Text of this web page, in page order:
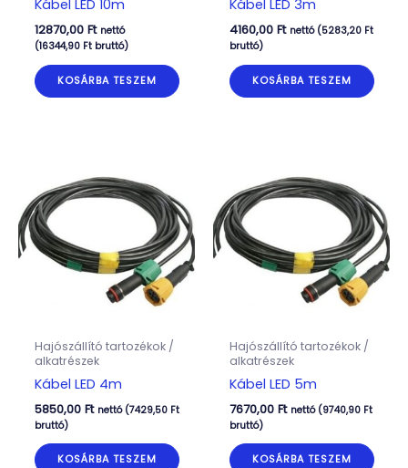
Kábel LED 10m
12870,00 Ft nettó
(16344,90 Ftbruttó)
KOSÁRBA TESZEM
Kábel LED 3m
4160,00 Ft nettó (5283,20 Ft
bruttó)
KOSÁRBA TESZEM
Hajószállító tartozékok /
alkatrészek
Kábel LED 4m
5850,00 Ft nettó (7429,50 Ft
bruttó)
KOSÁRBA TESZEM
Hajószállító tartozékok /
alkatrészek
Kábel LED 5m
7670,00 Ft nettó (9740,90 Ft
bruttó)
KOSÁRBA TESZEM